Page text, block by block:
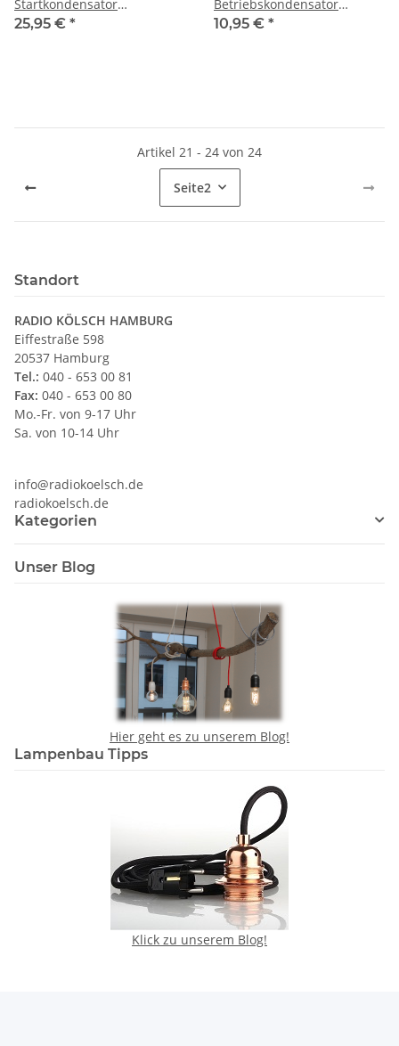
Startkondensator
Betriebskondensator mit
25,95 € *
Betriebskondensator
Motorkondensator mit Kabel
10,95 € *
Artikel 21 - 24 von 24
Seite2
Standort
RADIO KÖLSCH HAMBURG
Eiffestraße 598
20537 Hamburg
Tel.: 040 - 653 00 81
Fax: 040 - 653 00 80
Mo.-Fr. von 9-17 Uhr
Sa. von 10-14 Uhr
info@radiokoelsch.de
radiokoelsch.de
Kategorien
Unser Blog
Hier geht es zu unserem Blog!
Lampenbau Tipps
Klick zu unserem Blog!